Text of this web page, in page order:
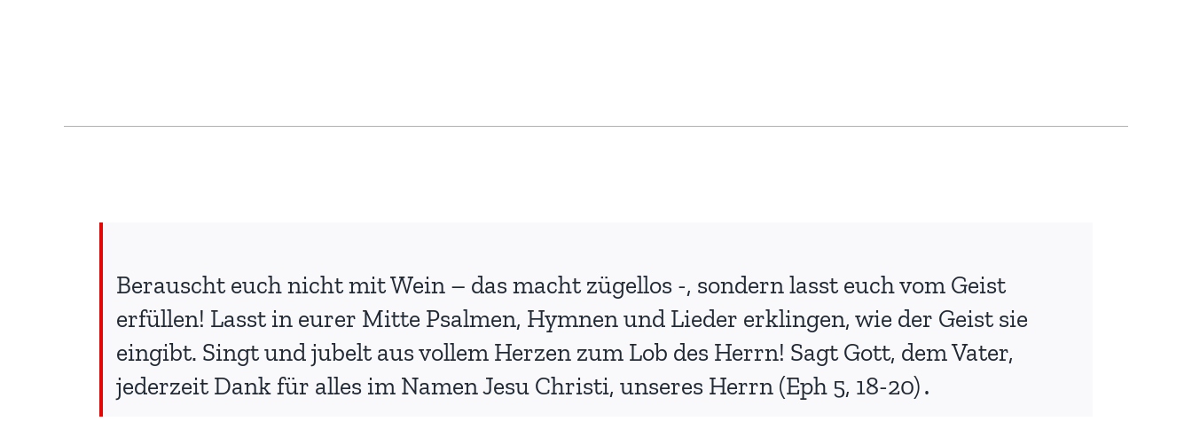
Berauscht euch nicht mit Wein – das macht zügellos -, sondern lasst euch vom Geist
erfüllen! Lasst in eurer Mitte Psalmen, Hymnen und Lieder erklingen, wie der Geist sie
eingibt. Singt und jubelt aus vollem Herzen zum Lob des Herrn! Sagt Gott, dem Vater,
jederzeit Dank für alles im Namen Jesu Christi, unseres Herrn (Eph 5, 18-20)․